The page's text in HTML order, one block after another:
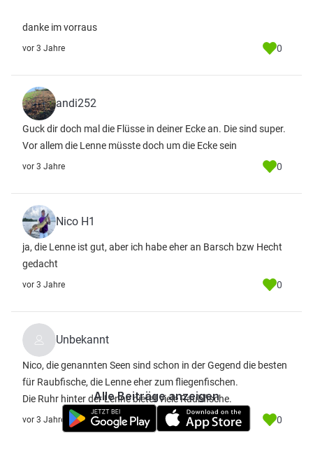
danke im vorraus
vor 3 Jahre 0
andi252
Guck dir doch mal die Flüsse in deiner Ecke an. Die sind super.
Vor allem die Lenne müsste doch um die Ecke sein
vor 3 Jahre 0
Nico H1
ja, die Lenne ist gut, aber ich habe eher an Barsch bzw Hecht
gedacht
vor 3 Jahre 0
Unbekannt
Nico, die genannten Seen sind schon in der Gegend die besten
für Raubfische, die Lenne eher zum fliegenfischen.
Die Ruhr hinter der Lenne bietet viele Raubfische.
vor 3 Jahre 0
Alle Beiträge anzeigen